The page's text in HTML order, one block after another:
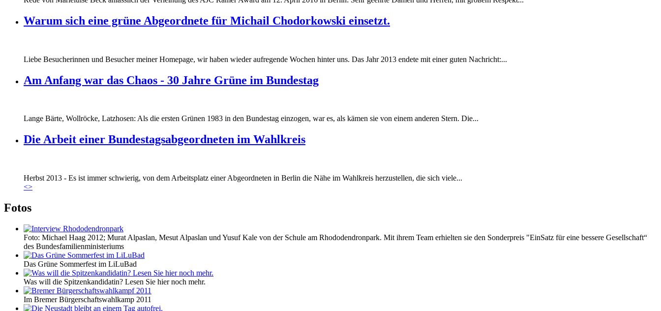
160412_ramer_award.jpg
Warum sich eine grüne Abgeordnete für Michail Chodorkowski einsetzt.
Liebe Besucherinnen und Besucher meiner Homepage, wir haben wieder aufregende Wochen hinter uns. Das Jahr 2013 endete mit einer guten Nachricht:...
Am Anfang war das Chaos - 30 Jahre Grüne im Bundestag
Lange Bärte, Wollröcke, Latzhosen: Als die ersten Grünen 1983 in den Bundestag einzogen, war es, als kämen sie von einem anderen Stern. Die...
Die Arbeit einer Bundestagsabgeordneten im Wahlkreis
Marie_und_Wahlkreis.jpg
Marie_und_Wahlkreis.jpg
Herbst 2013 - Es ist immer schwierig, von dem Arbeitsplatz einer Abgeordneten in Berlin die Nähe im Wahlkreis herzustellen, die sich viele...
<>
Fotos
Foto: Michael Haag 2012; Murat Alpaslan, Mesut Alpaslan und Yusuf Kale von der Schule am Rhododendronpark. Mit ihrem Team erhielten sie den Sonderpreis "EinSatz für eine bessere Gesellschaft“
des Bundesfamilienministeriums
Das Grüne Sommerfest im LiLuBad
Was will die Spitzenkandidatin? Lesen Sie hier noch mehr.
Im Bremer Bürgerschaftswahlkamp 2011